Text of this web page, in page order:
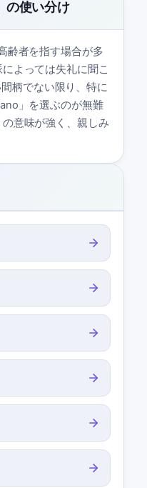
の使い分け
齢者を指す場合が多
よっては失礼に聞こ
柄でない限り、特に
」を選ぶのが無難
意味が強く、親しみ